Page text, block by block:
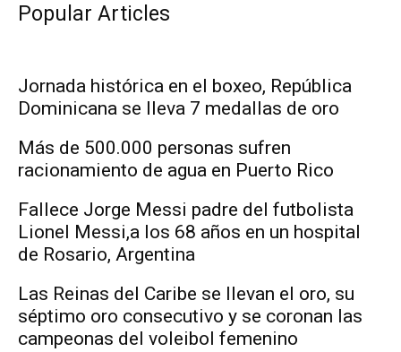
Popular Articles
Jornada histórica en el boxeo, República
Dominicana se lleva 7 medallas de oro
Más de 500.000 personas sufren
racionamiento de agua en Puerto Rico
Fallece Jorge Messi padre del futbolista
Lionel Messi,a los 68 años en un hospital
de Rosario, Argentina
Las Reinas del Caribe se llevan el oro, su
séptimo oro consecutivo y se coronan las
campeonas del voleibol femenino